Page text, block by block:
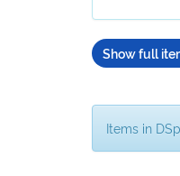
Show full
Items in